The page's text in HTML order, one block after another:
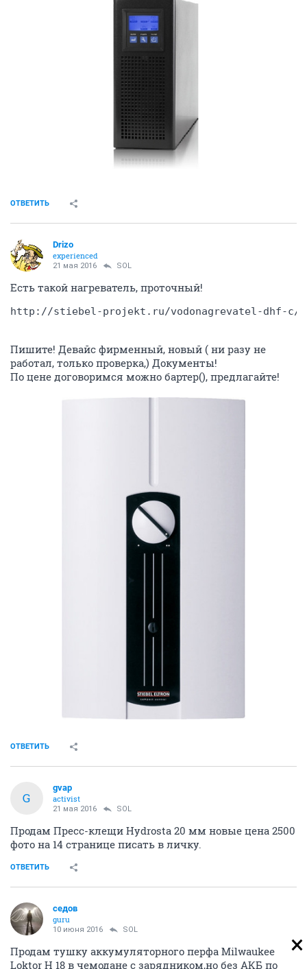
ОТВЕТИТЬ
Drizo
experienced
21 мая 2016 SOL
Есть такой нагреватель, проточный!
http://stiebel-projekt.ru/vodonagrevatel-dhf-c/
Пишите! Девайс фирменный, новый ( ни разу не
работал, только проверка,) Документы!
По цене договоримся можно бартер(), предлагайте!
ОТВЕТИТЬ
G
gvap
activist
21 мая 2016 SOL
Продам Пресс-клещи Hydrosta 20 мм новые цена 2500
фото на 14 странице писать в личку.
ОТВЕТИТЬ
седов
guru
10 июня 2016 SOL
Продам тушку аккумуляторного перфа Milwaukee
Loktor Н 18 в чемодане с зарядником,но без АКБ по